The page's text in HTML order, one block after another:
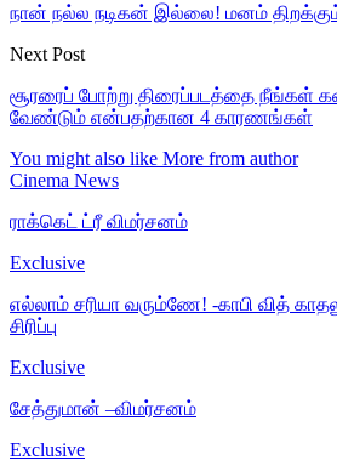
நான் நல்ல நடிகன் இல்லை! மனம்
Next Post
சூரரைப் போற்று திரைப்படத்தை நீங்கள்
வேண்டும் என்பதற்கான 4 காரணங்கள்
You might also like More from author
Cinema News
ராக்கெட் ட்ரீ விமர்சனம்
Exclusive
எல்லாம் சரியா வரும்ணே! -காபி வித்
சிரிப்பு
Exclusive
சேத்துமான் –விமர்சனம்
Exclusive